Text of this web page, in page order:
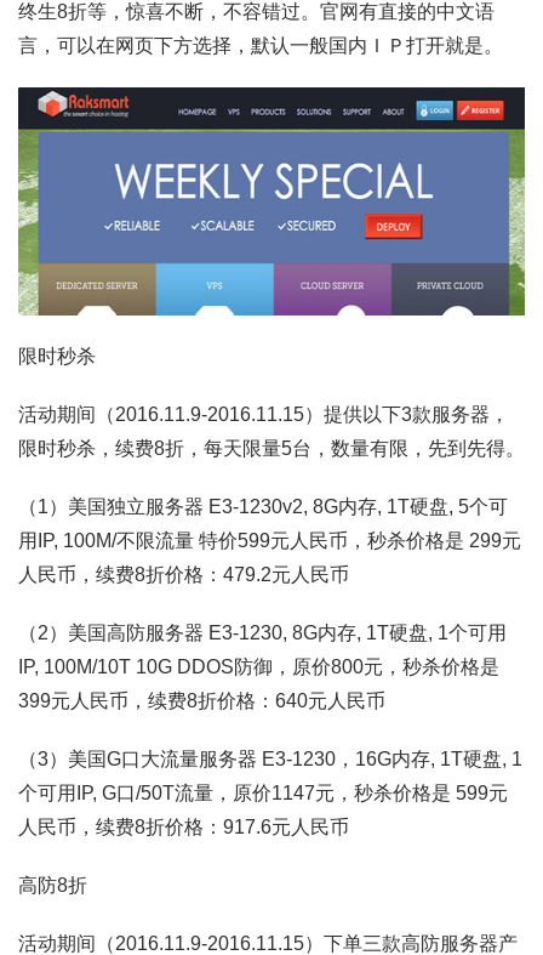
终生8折等，惊喜不断，不容错过。官网有直接的中文语
言，可以在网页下方选择，默认一般国内ＩＰ打开就是。
限时秒杀
活动期间（2016.11.9-2016.11.15）提供以下3款服务器，
限时秒杀，续费8折，每天限量5台，数量有限，先到先得。
（1）美国独立服务器 E3-1230v2, 8G内存, 1T硬盘, 5个可
用IP, 100M/不限流量 特价599元人民币，秒杀价格是 299元
人民币，续费8折价格：479.2元人民币
（2）美国高防服务器 E3-1230, 8G内存, 1T硬盘, 1个可用
IP, 100M/10T 10G DDOS防御，原价800元，秒杀价格是
399元人民币，续费8折价格：640元人民币
（3）美国G口大流量服务器 E3-1230，16G内存, 1T硬盘, 1
个可用IP, G口/50T流量，原价1147元，秒杀价格是 599元
人民币，续费8折价格：917.6元人民币
高防8折
活动期间（2016.11.9-2016.11.15）下单三款高防服务器产